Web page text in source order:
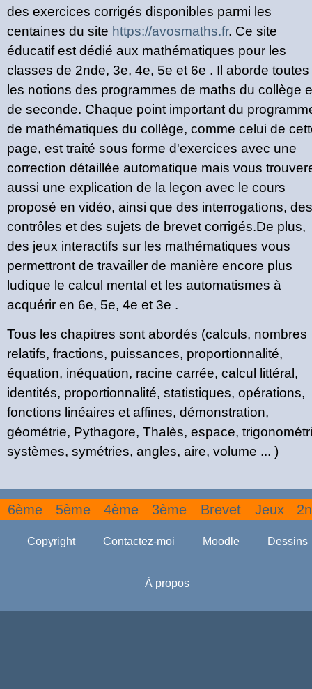
des exercices corrigés disponibles parmi les
centaines du site https://avosmaths.fr. Ce site
éducatif est dédié aux mathématiques pour les
classes de 2nde, 3e, 4e, 5e et 6e . Il aborde toutes
les notions des programmes de maths du collège
de seconde. Chaque point important du
de mathématiques du collège, comme celui de
page, est traité sous forme d'exercices avec une
correction détaillée automatique mais vous
aussi une explication de la leçon avec le cours
proposé en vidéo, ainsi que des interrogations, des
contrôles et des sujets de brevet corrigés.De plus,
des jeux interactifs sur les mathématiques vous
permettront de travailler de manière encore plus
ludique le calcul mental et les automatismes à
acquérir en 6e, 5e, 4e et 3e .
Tous les chapitres sont abordés (calculs, nombres
relatifs, fractions, puissances, proportionnalité,
équation, inéquation, racine carrée, calcul littéral,
identités, proportionnalité, statistiques, opérations,
fonctions linéaires et affines, démonstration,
géométrie, Pythagore, Thalès, espace,
systèmes, symétries, angles, aire, volume ... )
6ème 5ème 4ème 3ème Brevet Jeux
Copyright Contactez-moi Moodle Dessins
À propos